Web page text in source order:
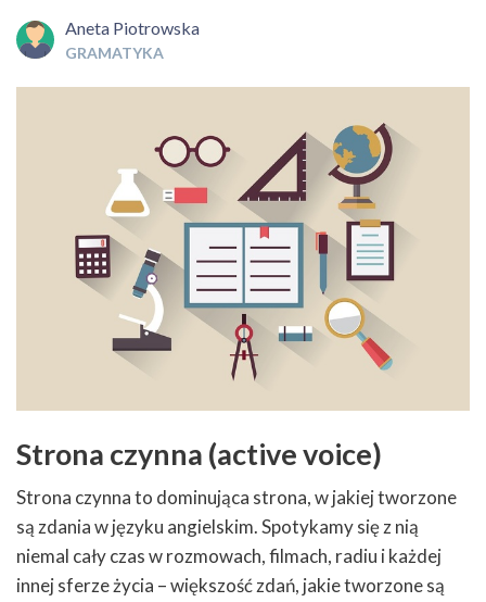
Aneta Piotrowska
GRAMATYKA
Strona czynna (active voice)
Strona czynna to dominująca strona, w jakiej tworzone
są zdania w języku angielskim. Spotykamy się z nią
niemal cały czas w rozmowach, filmach, radiu i każdej
innej sferze życia – większość zdań, jakie tworzone są